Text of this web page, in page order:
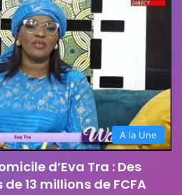
A la Une
d’Eva Tra : Des
13 millions de FCFA